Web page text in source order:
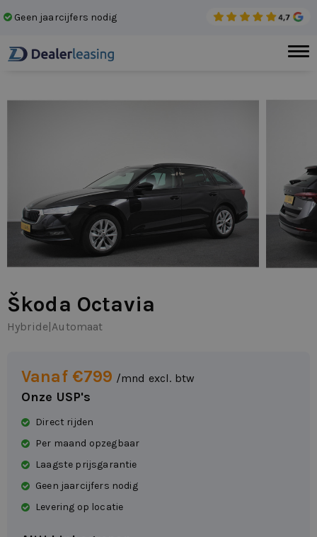
Geen jaarcijfers nodig
Škoda Octavia
Hybride |Automaat
Vanaf €799 /mnd excl. btw
Onze USP's
Direct rijden
Per maand opzegbaar
Laagste prijsgarantie
Geen jaarcijfers nodig
Levering op locatie